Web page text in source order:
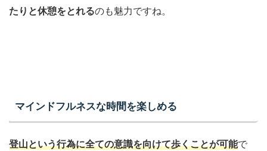
たりと休憩をとれるのも魅力ですね。
マインドフルネスな時間を楽しめる
登山という行為に全ての意識を向けて歩くことが可能で